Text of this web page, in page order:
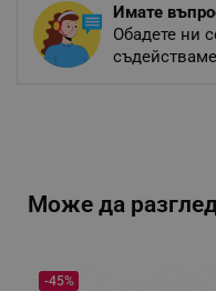
Имате
Обадете ни
Може да
-45%